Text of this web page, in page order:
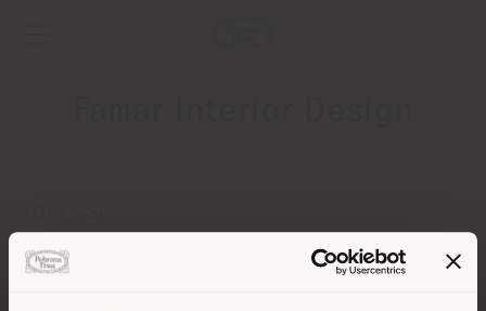
Via Nazario Sauro 36
Cassago Brianza 23893